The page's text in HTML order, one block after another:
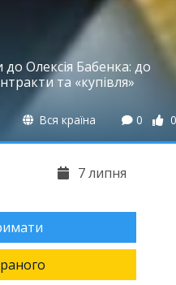
Олексія Бабенка: до
та «купівля»
Вся країна 0 0
7 липня